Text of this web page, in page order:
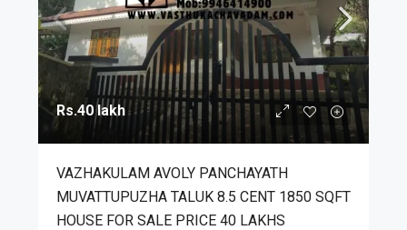
Rs.40 lakh
VAZHAKULAM AVOLY PANCHAYATH
MUVATTUPUZHA TALUK 8.5 CENT 1850 SQFT
HOUSE FOR SALE PRICE 40 LAKHS